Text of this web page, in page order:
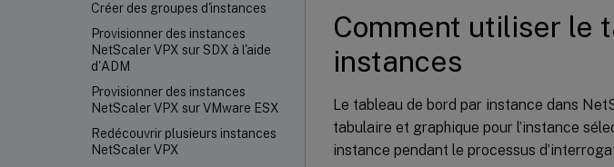
Créer des groupes d'instances
Provisionner des instances
NetScaler VPX sur SDX à l'aide
d'ADM
Provisionner des instances
NetScaler VPX sur VMware ESX
Redécouvrir plusieurs instances
NetScaler VPX
Comment utiliser le
instances
Le tableau de bord par instance dans
tabulaire et graphique pour l’instance
instance pendant le processus